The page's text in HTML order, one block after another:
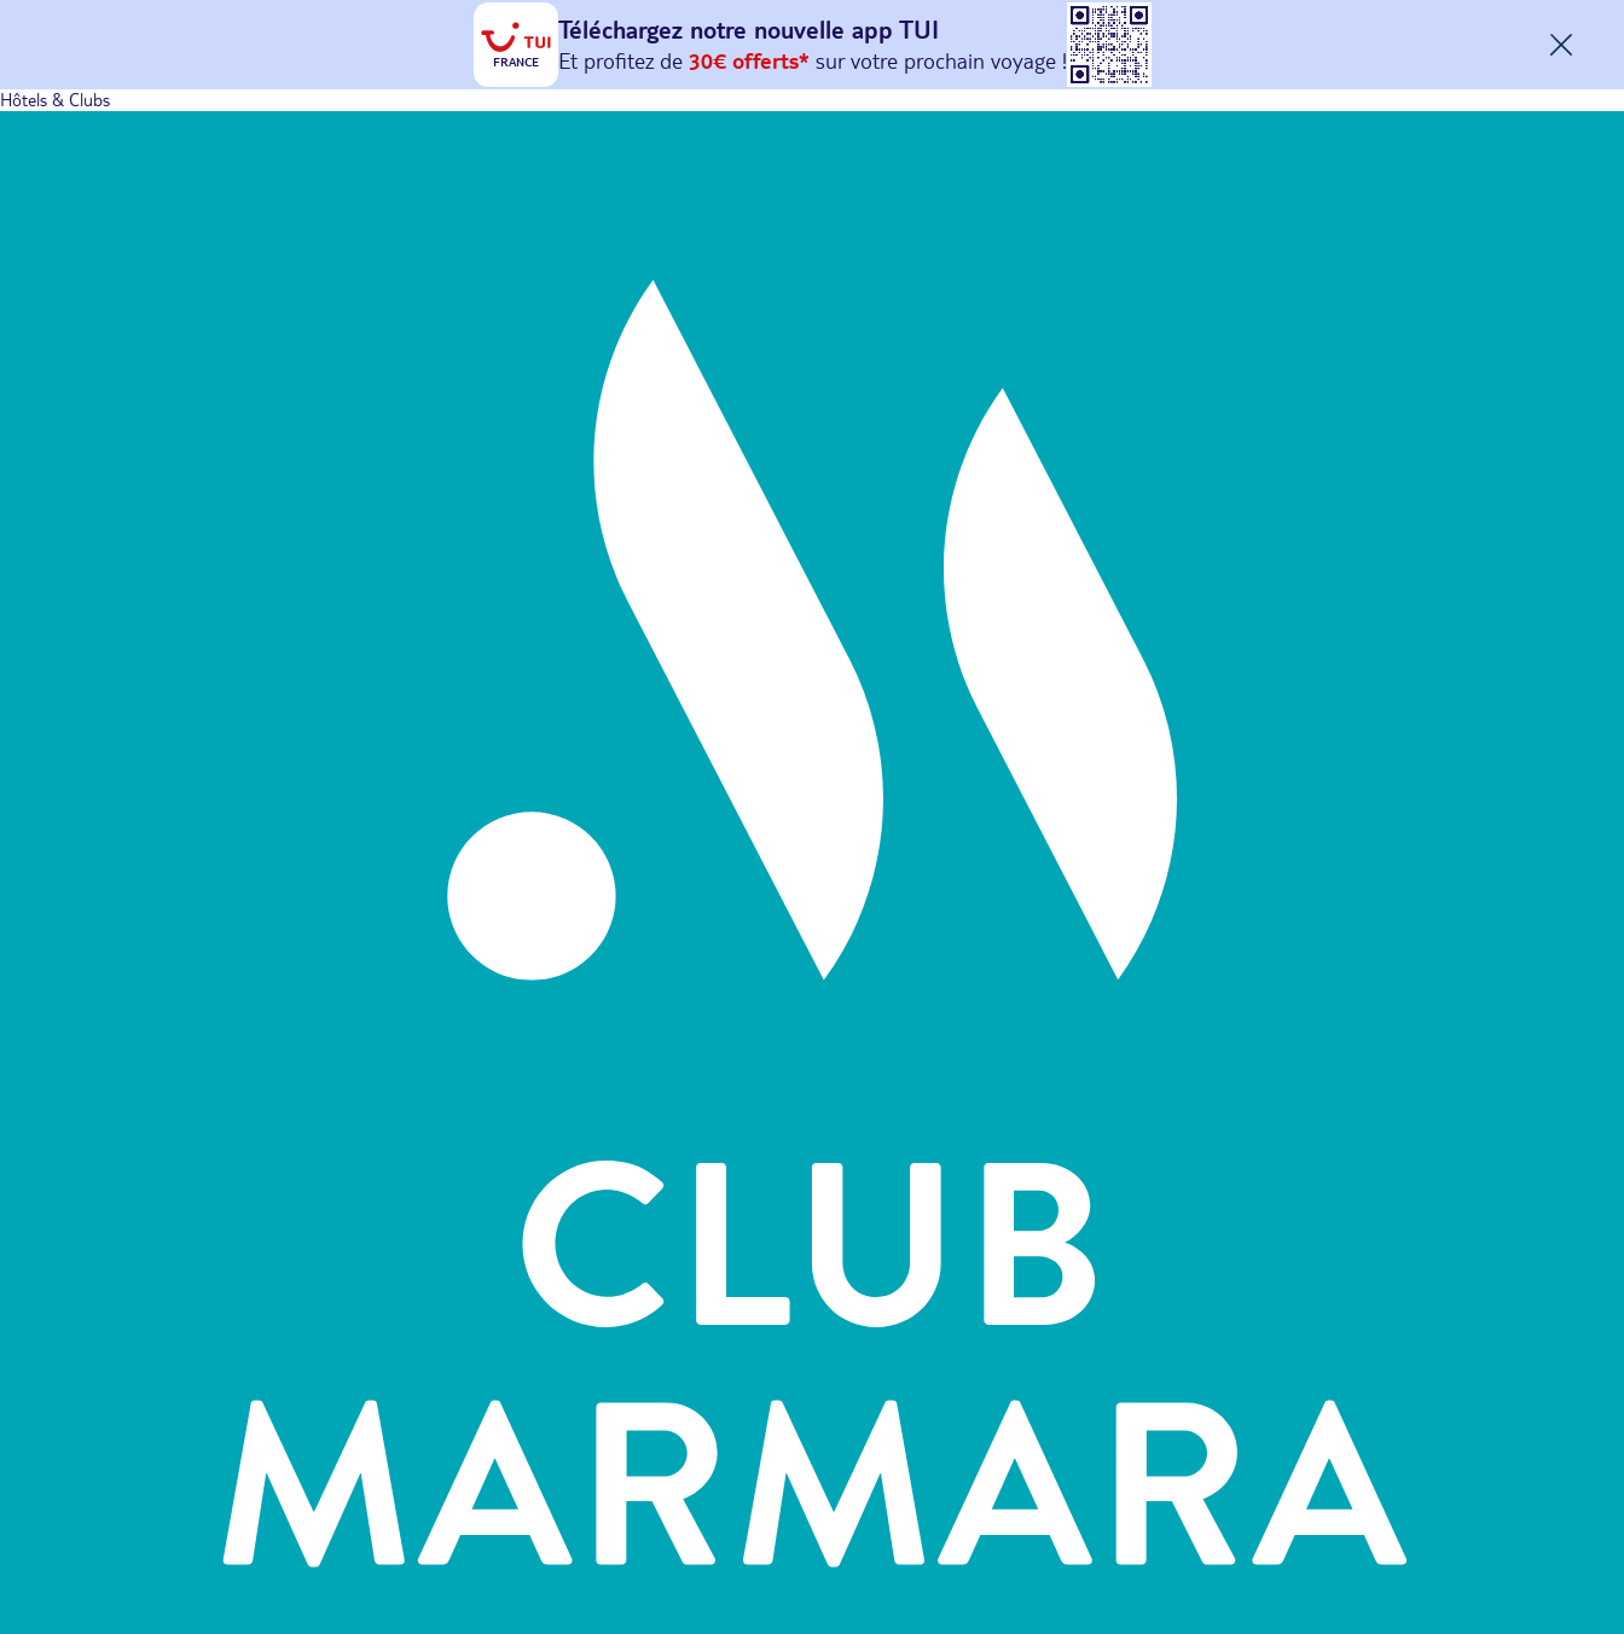
FRANCE
Téléchargez notre nouvelle app TUI
Et profitez de 30€ offerts*sur votreprochain
avec le code : HAPPYAPP
Hôtels & Clubs